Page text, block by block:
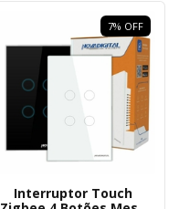
7% OFF
Interruptor Touch